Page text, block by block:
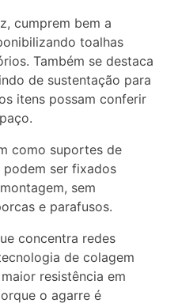
cumprem bem a
toalhas
Também se destaca
de sustentação para
itens possam conferir
como suportes de
podem ser fixados
sem
e parafusos.
concentra redes
de colagem
resistência em
o agarre é